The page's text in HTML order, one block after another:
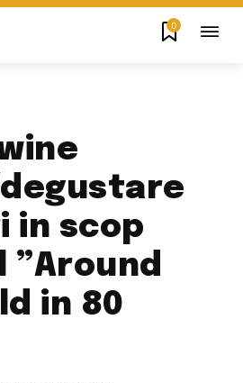
0
in scop
in 80